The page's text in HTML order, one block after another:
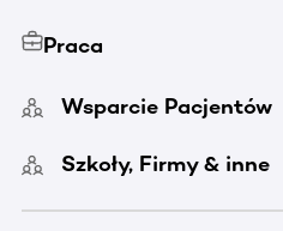
Praca
Wsparcie Pacjentów
Szkoły, Firmy & inne